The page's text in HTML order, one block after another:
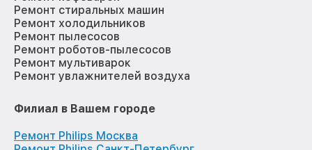
Ремонт стиральных машин
Ремонт холодильников
Ремонт пылесосов
Ремонт роботов-пылесосов
Ремонт мультиварок
Ремонт увлажнителей воздуха
Филиал в Вашем городе
Ремонт Philips Москва